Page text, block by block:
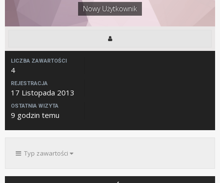
Nowy Użytkownik
LICZBA ZAWARTOŚCI
4
REJESTRACJA
17 Listopada 2013
OSTATNIA WIZYTA
9 godzin temu
Typ zawartości